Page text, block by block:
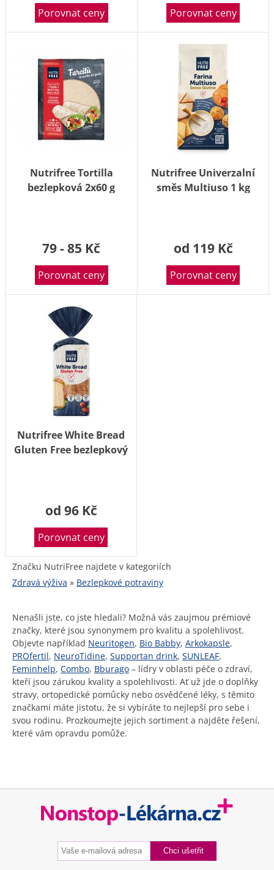
Porovnat ceny Porovnat ceny
Nutrifree Tortilla
bezlepková 2x60 g
79 - 85 Kč
Porovnat ceny
Nutrifree Univerzalní
směs Multiuso 1 kg
od 119 Kč
Porovnat ceny
Nutrifree White Bread
Gluten Free bezlepkový
od 96 Kč
Porovnat ceny
Značku NutriFree najdete v kategoriích
Zdravá výživa » Bezlepkové potraviny
Nenašli jste, co jste hledali? Možná vás zaujmou prémiové
značky, které jsou synonymem pro kvalitu a spolehlivost.
Objevte například Neuritogen, Bio Babby, Arkokapsle,
PROfertil, NeuroTidine, Supportan drink, SUNLEAF,
Feminhelp, Combo, Bburago – lídry v oblasti péče o zdraví,
kteří jsou zárukou kvality a spolehlivosti. Ať už jde o doplňky
stravy, ortopedické pomůcky nebo osvědčené léky, s těmito
značkami máte jistotu, že si vybíráte to nejlepší pro sebe i
svou rodinu. Prozkoumejte jejich sortiment a najděte řešení,
které vám opravdu pomůže.